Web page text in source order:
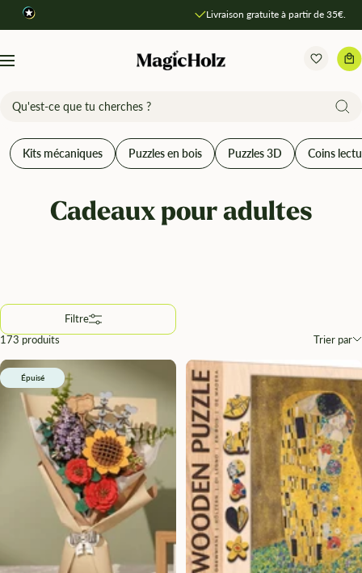
Livraison gratuite à partir de 35€.
Navigation MagicHolz
Kits mécaniques Puzzles en bois Puzzles 3D Coins
Cadeaux pour adultes
Filtre
173 produits
Trier par
Comparer les produits
Épuisé